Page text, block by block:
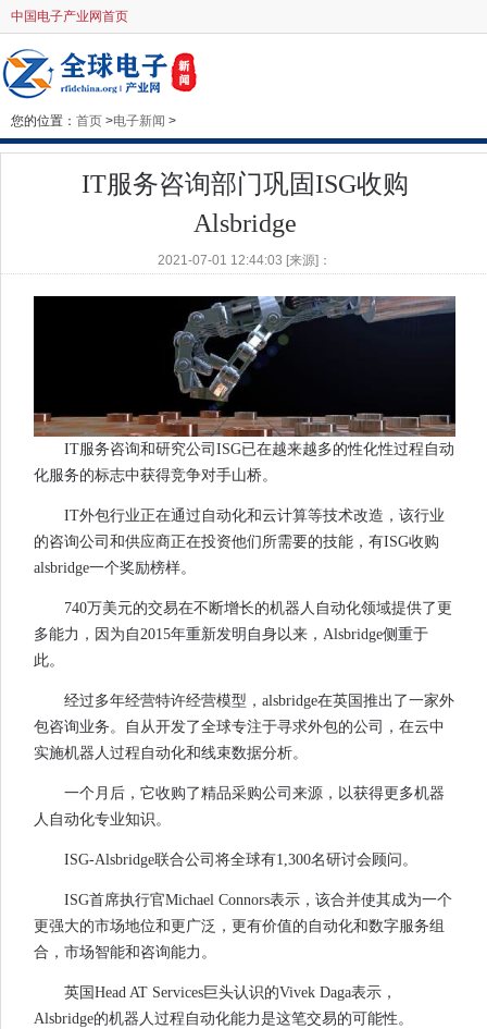
中国电子产业网首页
您的位置： 首页 >电子新闻 >
IT服务咨询部门巩固ISG收购
Alsbridge
2021-07-01 12:44:03 [来源]：
IT服务咨询和研究公司ISG已在越来越多的性化性过程自动
化服务的标志中获得竞争对手山桥。
IT外包行业正在通过自动化和云计算等技术改造，该行业
的咨询公司和供应商正在投资他们所需要的技能，有ISG收购
alsbridge一个奖励榜样。
740万美元的交易在不断增长的机器人自动化领域提供了更
多能力，因为自2015年重新发明自身以来，Alsbridge侧重于
此。
经过多年经营特许经营模型，alsbridge在英国推出了一家外
包咨询业务。自从开发了全球专注于寻求外包的公司，在云中
实施机器人过程自动化和线束数据分析。
一个月后，它收购了精品采购公司来源，以获得更多机器
人自动化专业知识。
ISG-Alsbridge联合公司将全球有1,300名研讨会顾问。
ISG首席执行官Michael Connors表示，该合并使其成为一个
更强大的市场地位和更广泛，更有价值的自动化和数字服务组
合，市场智能和咨询能力。
英国Head AT Services巨头认识的Vivek Daga表示，
Alsbridge的机器人过程自动化能力是这笔交易的可能性。